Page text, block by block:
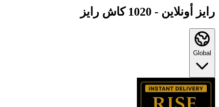
رايز أونلاين - 1020 كاش رايز
Global